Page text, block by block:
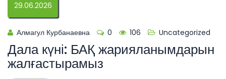
29.06.2026
Алмагул Курбанаевна 0 106 Uncategorized
Дала күні: БАҚ жарияланымдарын
жалғастырамыз